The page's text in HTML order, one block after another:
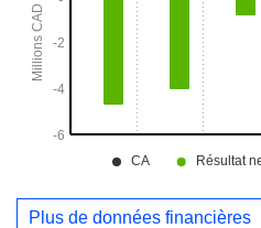
Plus de données financières